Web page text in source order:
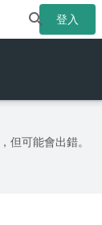
登入
但可能會出錯。